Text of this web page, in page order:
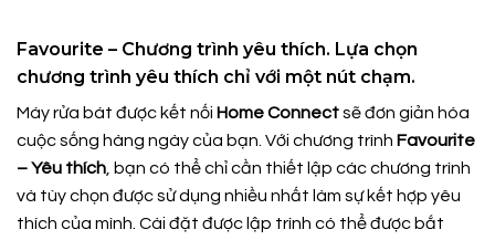
Favourite – Chương trình yêu thích. Lựa chọn
chương trình yêu thích chỉ với một nút chạm.
Máy rửa bát được kết nối Home Connectsẽ đơn giản hóa
cuộc sống hàng ngày của bạn. Với chương trình Favourite
– Yêu thích , bạn có thể chỉ cần thiết lập các chương trình
và tùy chọn được sử dụng nhiều nhất làm sự kết hợp yêu
thích của mình. Cài đặt được lập trình có thể được bắt